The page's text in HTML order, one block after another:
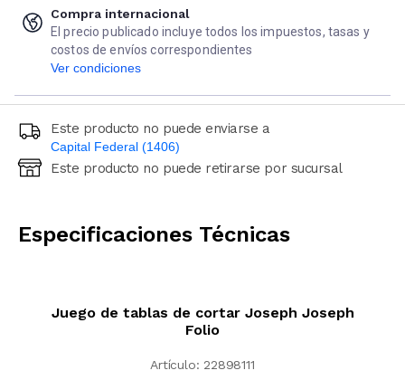
Compra internacional
El precio publicado incluye todos los impuestos, tasas y
costos de envíos correspondientes
Ver condiciones
Este producto no puede enviarse a
Capital Federal (1406)
Ingresá código postal (sólo números)
Este producto no puede retirarse por sucursal
Especificaciones Técnicas
Juego de tablas de cortar Joseph Joseph
Folio
Artículo: 22898111